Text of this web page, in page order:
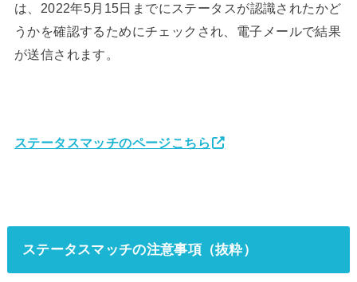
は、2022年5月15日までにステータスが認識されたかど
うかを確認するためにチェックされ、電子メールで結果
が送信されます。
ステータスマッチのページこちら
ステータスマッチの注意事項（抜粋）